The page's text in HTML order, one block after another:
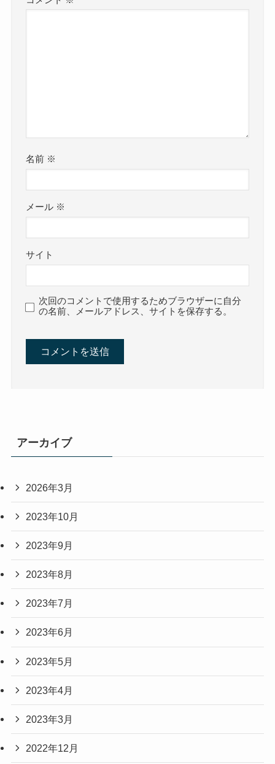
名前 ※
メール ※
サイト
次回のコメントで使用するためブラウザーに自分
の名前、メールアドレス、サイトを保存する。
アーカイブ
2026年3月
2023年10月
2023年9月
2023年8月
2023年7月
2023年6月
2023年5月
2023年4月
2023年3月
2022年12月